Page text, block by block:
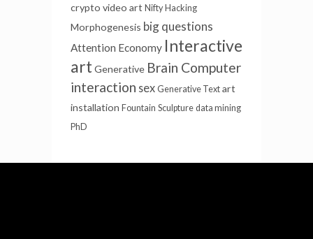
crypto video art Nifty Hacking
Morphogenesis big questions
Attention Economy Interactive
art Generative Brain Computer
interaction sex Generative Text art
installation Fountain Sculpture data mining
PhD